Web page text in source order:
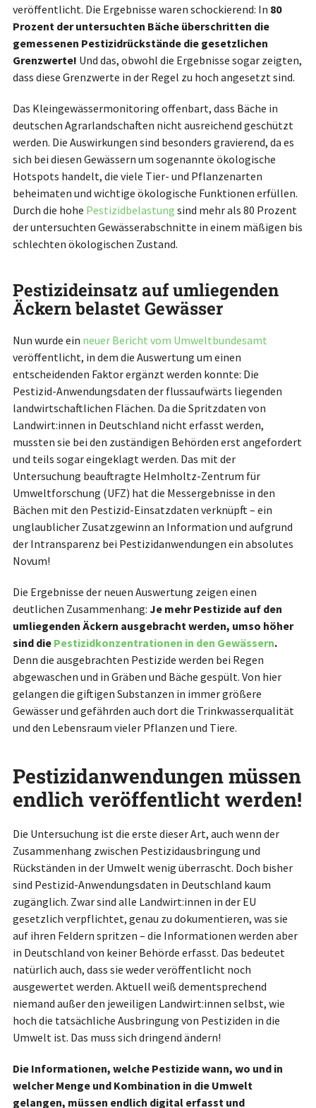
veröffentlicht. Die Ergebnisse waren schockierend: In 80
Prozent der untersuchten Bäche überschritten die
gemessenen Pestizidrückstände die gesetzlichen
Grenzwerte! Und das, obwohl die Ergebnisse sogar zeigten,
dass diese Grenzwerte in der Regel zu hoch angesetzt sind.
Das Kleingewässermonitoring offenbart, dass Bäche in
deutschen Agrarlandschaften nicht ausreichend geschützt
werden. Die Auswirkungen sind besonders gravierend, da es
sich bei diesen Gewässern um sogenannte ökologische
Hotspots handelt, die viele Tier- und Pflanzenarten
beheimaten und wichtige ökologische Funktionen erfüllen.
Durch die hohe Pestizidbelastung sind mehr als 80 Prozent
der untersuchten Gewässerabschnitte in einem mäßigen bis
schlechten ökologischen Zustand.
Pestizideinsatz auf umliegenden
Äckern belastet Gewässer
Nun wurde ein neuer Bericht vom Umweltbundesamt
veröffentlicht, in dem die Auswertung um einen
entscheidenden Faktor ergänzt werden konnte: Die
Pestizid-Anwendungsdaten der flussaufwärts liegenden
landwirtschaftlichen Flächen. Da die Spritzdaten von
Landwirt:innen in Deutschland nicht erfasst werden,
mussten sie bei den zuständigen Behörden erst angefordert
und teils sogar eingeklagt werden. Das mit der
Untersuchung beauftragte Helmholtz-Zentrum für
Umweltforschung (UFZ) hat die Messergebnisse in den
Bächen mit den Pestizid-Einsatzdaten verknüpft – ein
unglaublicher Zusatzgewinn an Information und aufgrund
der Intransparenz bei Pestizidanwendungen ein absolutes
Novum!
Die Ergebnisse der neuen Auswertung zeigen einen
deutlichen Zusammenhang: Je mehr Pestizide auf den
umliegenden Äckern ausgebracht werden, umso höher
sind die Pestizidkonzentrationen in den Gewässern.
Denn die ausgebrachten Pestizide werden bei Regen
abgewaschen und in Gräben und Bäche gespült. Von hier
gelangen die giftigen Substanzen in immer größere
Gewässer und gefährden auch dort die Trinkwasserqualität
und den Lebensraum vieler Pflanzen und Tiere.
Pestizidanwendungen müssen
endlich veröffentlicht werden!
Die Untersuchung ist die erste dieser Art, auch wenn der
Zusammenhang zwischen Pestizidausbringung und
Rückständen in der Umwelt wenig überrascht. Doch bisher
sind Pestizid-Anwendungsdaten in Deutschland kaum
zugänglich. Zwar sind alle Landwirt:innen in der EU
gesetzlich verpflichtet, genau zu dokumentieren, was sie
auf ihren Feldern spritzen – die Informationen werden aber
in Deutschland von keiner Behörde erfasst. Das bedeutet
natürlich auch, dass sie weder veröffentlicht noch
ausgewertet werden. Aktuell weiß dementsprechend
niemand außer den jeweiligen Landwirt:innen selbst, wie
hoch die tatsächliche Ausbringung von Pestiziden in die
Umwelt ist. Das muss sich dringend ändern!
Die Informationen, welche Pestizide wann, wo und in
welcher Menge und Kombination in die Umwelt
gelangen, müssen endlich digital erfasst und